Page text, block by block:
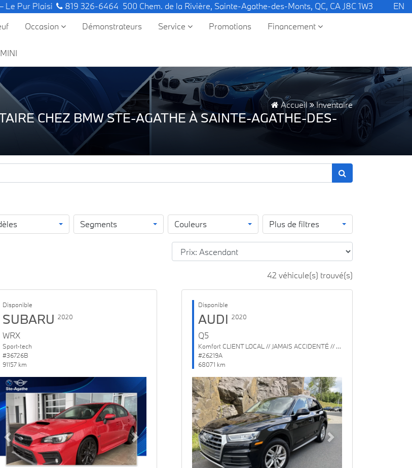
Plaisir de Conduire.819 326-6464 500 Chem. de la Rivière, Sainte-Agathe-des-Monts, QC, CA J8C 1W3 EN
Occasion Démonstrateurs Service Promotions Financement
MINI
Accueil Inventaire
CHEZ BMW STE-AGATHE À SAINTE-AGATHE-DES-
Segments Couleurs Plus de filtres
42 véhicule(s) trouvé(s)
Disponible
SUBARU 2020
WRX
Sport-tech
#36726B
91157 km
Previous Next
Disponible
AUDI 2020
Q5
Komfort CLIENT LOCAL // JAMAIS ACCIDENTÉ // 1 SEUL PROPRIO
#26219A
68071 km
Previous Next